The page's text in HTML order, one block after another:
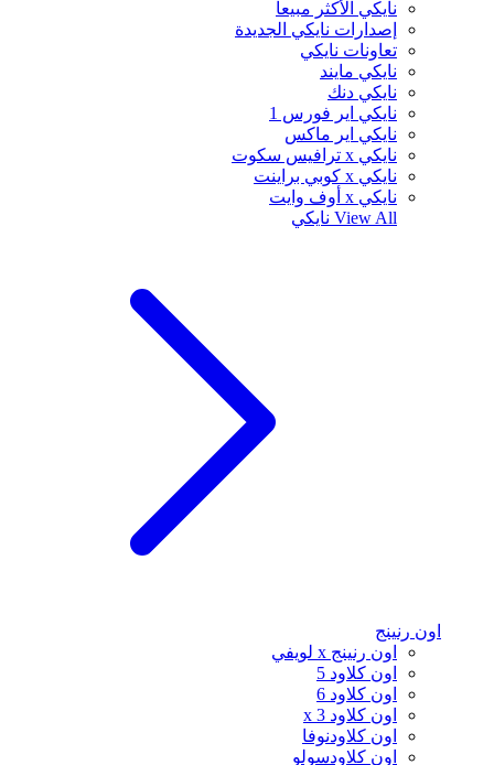
نايكي الأكثر مبيعاً
إصدارات نايكي الجديدة
تعاونات نايكي
نايكي مايند
نايكي دنك
نايكي اير فورس 1
نايكي اير ماكس
نايكي x ترافيس سكوت
نايكي x كوبي براينت
نايكي x أوف وايت
View All نايكي
اون رنينج
اون رنينج x لويفي
اون كلاود 5
اون كلاود 6
اون كلاود x 3
اون كلاودنوفا
اون كلاودسولو